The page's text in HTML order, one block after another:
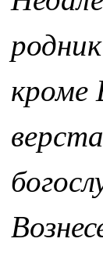
кроме